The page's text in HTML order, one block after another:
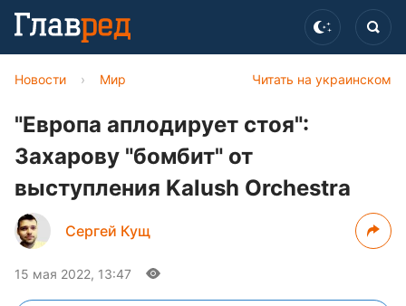
Читать на украинском
Новости › Мир
"Европа аплодирует стоя":
Захарову "бомбит" от
выступления Kalush Orchestra
Сергей Кущ
15 мая 2022, 13:47